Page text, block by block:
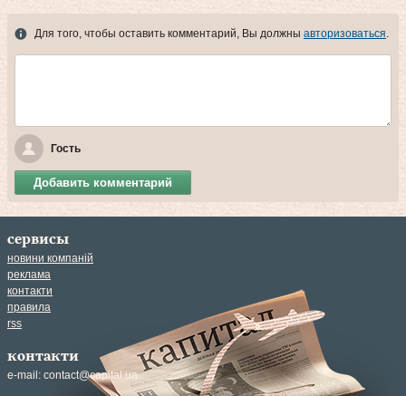
Для того, чтобы оставить комментарий, Вы должны авторизоваться.
Гость
Добавить комментарий
сервисы
новини компаній
реклама
контакти
правила
rss
контакти
e-mail: contact@capital.ua